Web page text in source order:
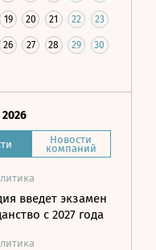
19 20 21 22 23
26 27 28 29 30
2026
Новости
компаний
введет экзамен
с 2027 года